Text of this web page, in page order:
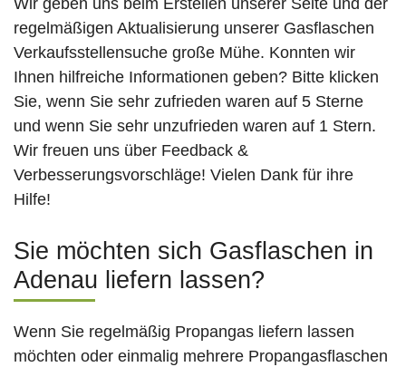
Wir geben uns beim Erstellen unserer Seite und der
regelmäßigen Aktualisierung unserer Gasflaschen
Verkaufsstellensuche große Mühe. Konnten wir
Ihnen hilfreiche Informationen geben? Bitte klicken
Sie, wenn Sie sehr zufrieden waren auf 5 Sterne
und wenn Sie sehr unzufrieden waren auf 1 Stern.
Wir freuen uns über Feedback &
Verbesserungsvorschläge! Vielen Dank für ihre
Hilfe!
Sie möchten sich Gasflaschen in
Adenau liefern lassen?
Wenn Sie regelmäßig Propangas liefern lassen
möchten oder einmalig mehrere Propangasflaschen